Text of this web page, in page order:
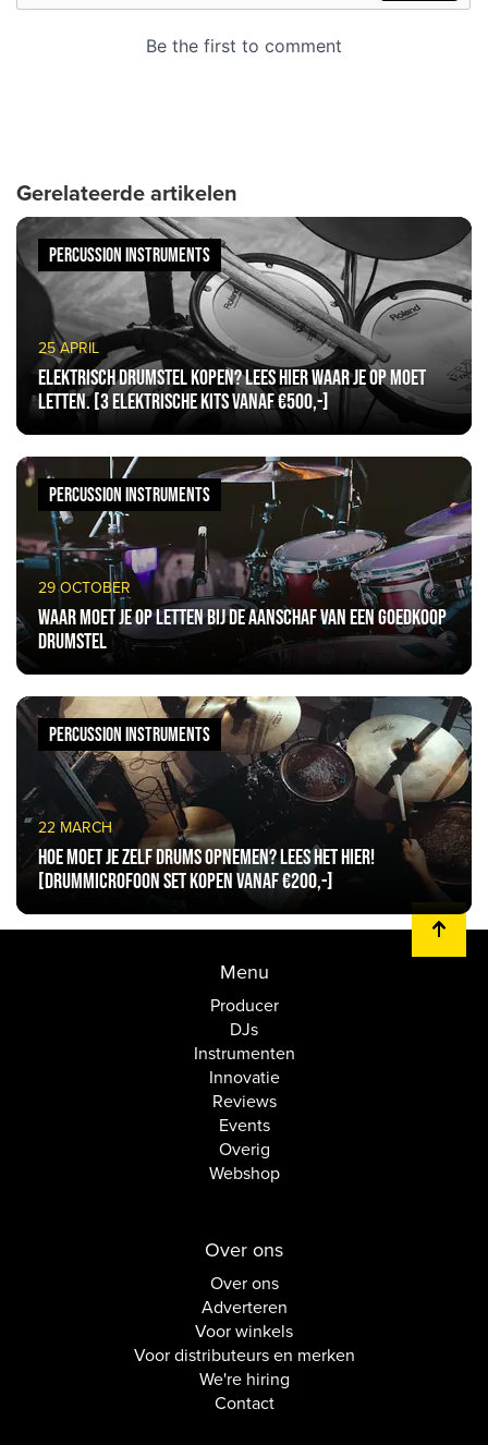
Gerelateerde artikelen
25 APRIL
Elektrisch drumstel kopen? Lees hier waar je op moet
letten. [3 elektrische kits vanaf €500,-]
PERCUSSION INSTRUMENTS
29 OCTOBER
Waar moet je op letten bij de aanschaf van een goedkoop
drumstel
PERCUSSION INSTRUMENTS
22 MARCH
Hoe moet je zelf drums opnemen? Lees het hier!
[Drummicrofoon set kopen vanaf €200,-]
PERCUSSION INSTRUMENTS
Menu
Producer
DJs
Instrumenten
Innovatie
Reviews
Events
Overig
Webshop
Over ons
Over ons
Adverteren
Voor winkels
Voor distributeurs en merken
We're hiring
Contact